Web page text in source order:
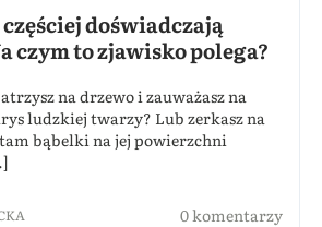
doświadczają
czym to zjawisko polega?
na drzewo i zauważasz na
ludzkiej twarzy? Lub zerkasz na
bąbelki na jej powierzchni
0 komentarzy